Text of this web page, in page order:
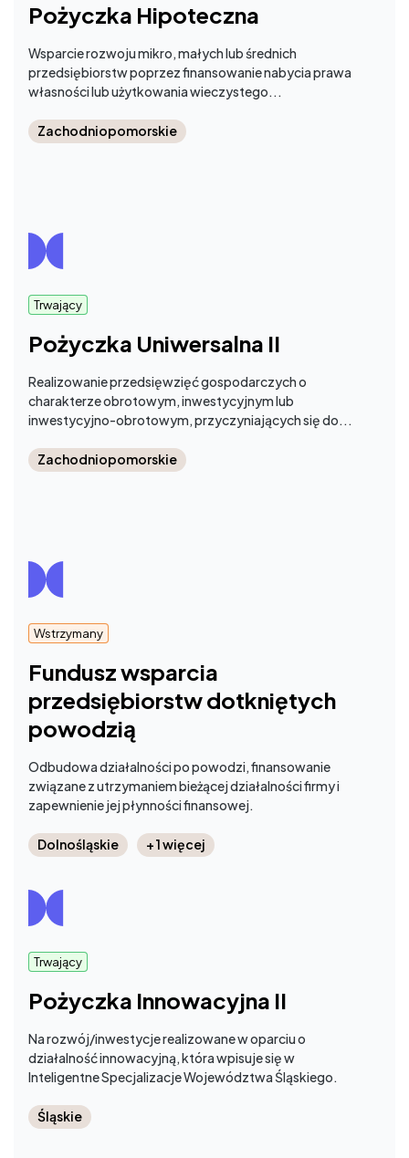
Pożyczka Hipoteczna
Wsparcie rozwoju mikro, małych lub średnich
przedsiębiorstw poprzez finansowanie nabycia prawa
własności lub użytkowania wieczystego...
Zachodniopomorskie
Trwający
Pożyczka Uniwersalna II
Realizowanie przedsięwzięć gospodarczych o
charakterze obrotowym, inwestycyjnym lub
inwestycyjno-obrotowym, przyczyniających się do...
Zachodniopomorskie
Wstrzymany
Fundusz wsparcia
przedsiębiorstw dotkniętych
powodzią
Odbudowa działalności po powodzi, finansowanie
związane z utrzymaniem bieżącej działalności firmy i
zapewnienie jej płynności finansowej.
Dolnośląskie + 1 więcej
Trwający
Pożyczka Innowacyjna II
Na rozwój/inwestycje realizowane w oparciu o
działalność innowacyjną, która wpisuje się w
Inteligentne Specjalizacje Województwa Śląskiego.
Śląskie